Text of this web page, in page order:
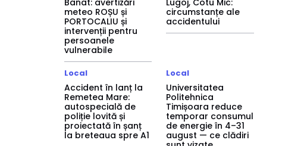
Banat: avertizări
meteo ROȘU și
PORTOCALIU și
intervenții pentru
persoanele
vulnerabile
Lugoj, Cotu Mic:
circumstanțe ale
accidentului
Local
Accident în lanț la
Remetea Mare:
autospecială de
poliție lovită și
proiectată în șanț
la breteaua spre A1
Local
Universitatea
Politehnica
Timișoara reduce
temporar consumul
de energie în 4–31
august — ce clădiri